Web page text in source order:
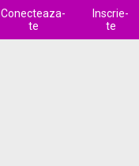
Conecteaza-
te
Inscrie-
te